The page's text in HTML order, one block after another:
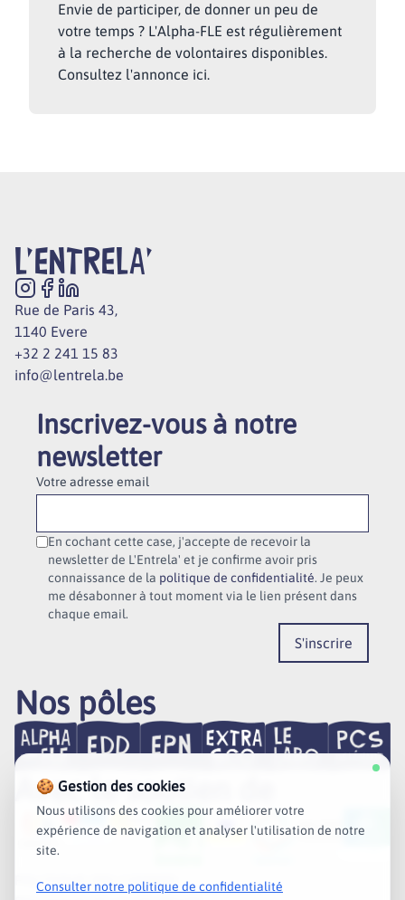
Envie de participer, de donner un peu de
votre temps ? L'Alpha-FLE est régulièrement
à la recherche de volontaires disponibles.
Consultez l'annonce ici.
L'ENTRELA'
Rue de Paris 43,
1140 Evere
+32 2 241 15 83
info@lentrela.be
Inscrivez-vous à notre
newsletter
Votre adresse email
En cochant cette case, j'accepte de recevoir la
newsletter de L'Entrela' et je confirme avoir pris
connaissance de la politique de confidentialité. Je peux
me désabonner à tout moment via le lien présent dans
chaque email.
S'inscrire
Nos pôles
Avec le soutien de
POLITIQUE DES COOKIES
🍪 Gestion des cookies
Nous utilisons des cookies pour améliorer votre
expérience de navigation et analyser l'utilisation de notre
site.
Consulter notre politique de confidentialité